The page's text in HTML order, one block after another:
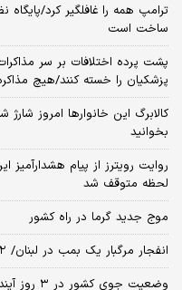
ترامپ همه را غافلگیر کرد/
ساخت است
پشت پرده اختلافات بر سر
پزشکیان را خسته کنند/هیچ
کالابرگ این خانوارها امروز
بخوانید
روایت رویترز از پیام هشدارآمیز
لحظه متوقف شد
موج جدید گرما در راه کشور
انفجار مرگبار یک بمب در لبنان/ ۲ نظامی اسرائیلی کشته شدند
وضعیت جوی کشور در ۳ روز آینده/ این ۱۱ استان منتظر باران باشند